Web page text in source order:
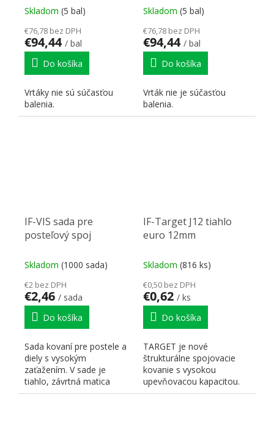
Skladom (5 bal)
€76,78 bez DPH
€94,44 / bal
Do košíka
Vrtáky nie sú súčasťou
balenia.
Skladom (5 bal)
€76,78 bez DPH
€94,44 / bal
Do košíka
Vrták nie je súčasťou
balenia.
IF-VIS sada pre
posteľový spoj
Skladom (1000 sada)
€2 bez DPH
€2,46 / sada
Do košíka
Sada kovaní pre postele a
diely s vysokým
zaťažením. V sade je
tiahlo, závrtná matica
M8x15, telo VIS, skrutka
IF-Target J12 tiahlo
euro 12mm
Skladom (816 ks)
€0,50 bez DPH
€0,62 / ks
Do košíka
TARGET je nové
štrukturálne spojovacie
kovanie s vysokou
upevňovacou kapacitou.
TARGET je ideálnym